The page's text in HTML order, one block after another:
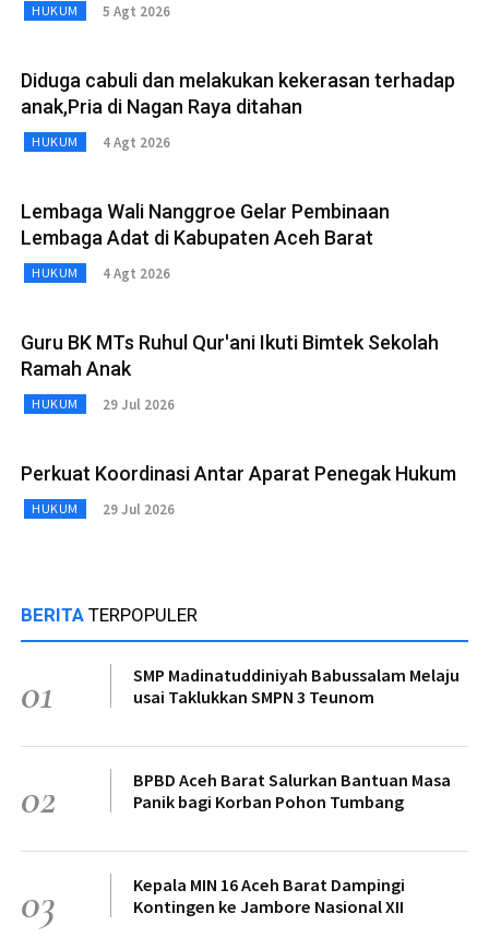
HUKUM 5 Agt 2026
Diduga cabuli dan melakukan kekerasan terhadap
anak,Pria di Nagan Raya ditahan
HUKUM 4 Agt 2026
Lembaga Wali Nanggroe Gelar Pembinaan
Lembaga Adat di Kabupaten Aceh Barat
HUKUM 4 Agt 2026
Guru BK MTs Ruhul Qur'ani Ikuti Bimtek Sekolah
Ramah Anak
HUKUM 29 Jul 2026
Perkuat Koordinasi Antar Aparat Penegak Hukum
HUKUM 29 Jul 2026
BERITA TERPOPULER
01
SMP Madinatuddiniyah Babussalam Melaju
usai Taklukkan SMPN 3 Teunom
02
BPBD Aceh Barat Salurkan Bantuan Masa
Panik bagi Korban Pohon Tumbang
03
Kepala MIN 16 Aceh Barat Dampingi
Kontingen ke Jambore Nasional XII